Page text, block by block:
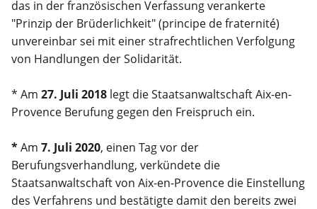
das in der französischen Verfassung verankerte
"Prinzip der Brüderlichkeit" (principe de fraternité)
unvereinbar sei mit einer strafrechtlichen Verfolgung
von Handlungen der Solidarität.
* Am 27. Juli 2018 legt die Staatsanwaltschaft Aix-en-
Provence Berufung gegen den Freispruch ein.
*Am 7. Juli 2020, einen Tag vor der
Berufungsverhandlung, verkündete die
Staatsanwaltschaft von Aix-en-Provence die Einstellung
des Verfahrens und bestätigte damit den bereits zwei